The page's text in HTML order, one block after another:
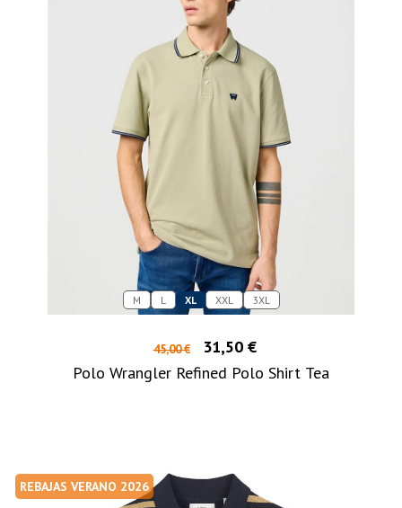
M L XL XXL 3XL
45,00 €
31,50 €
Polo Wrangler Refined Polo Shirt Tea
REBAJAS VERANO 2026